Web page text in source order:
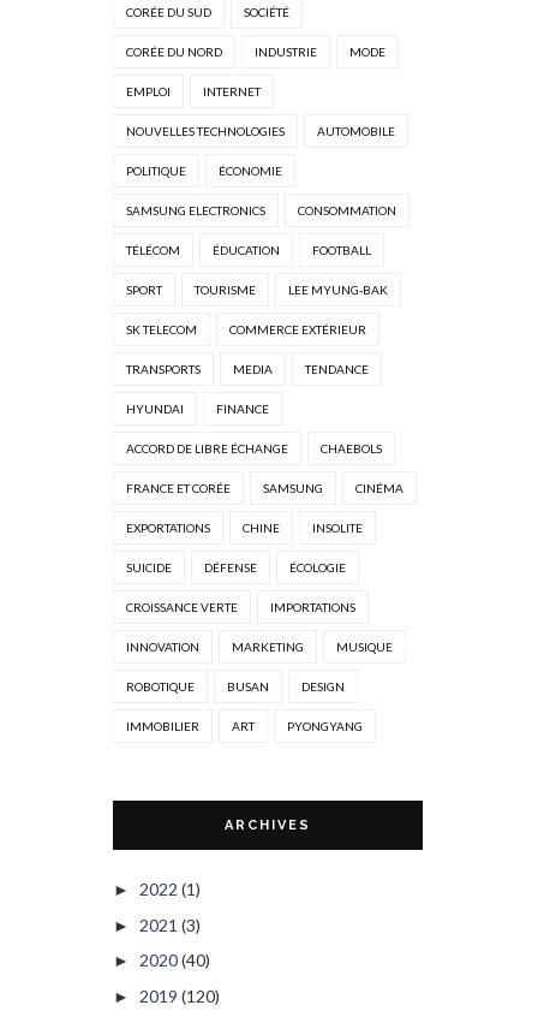
CORÉE DU SUD SOCIÉTÉ
CORÉE DU NORD INDUSTRIE MODE
EMPLOI INTERNET
NOUVELLES TECHNOLOGIES AUTOMOBILE
POLITIQUE ÉCONOMIE
SAMSUNG ELECTRONICS CONSOMMATION
TÉLÉCOM ÉDUCATION FOOTBALL
SPORT TOURISME LEE MYUNG-BAK
SK TELECOM COMMERCE EXTÉRIEUR
TRANSPORTS MEDIA TENDANCE
HYUNDAI FINANCE
ACCORD DE LIBRE ÉCHANGE CHAEBOLS
FRANCE ET CORÉE SAMSUNG CINÉMA
EXPORTATIONS CHINE INSOLITE
SUICIDE DÉFENSE ÉCOLOGIE
CROISSANCE VERTE IMPORTATIONS
INNOVATION MARKETING MUSIQUE
ROBOTIQUE BUSAN DESIGN
IMMOBILIER ART PYONGYANG
ARCHIVES
► 2022 (1)
► 2021 (3)
► 2020(40)
► 2019 (120)